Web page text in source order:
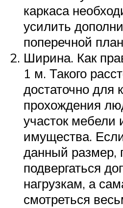
каркаса
усилить
поперечной
Ширина. Как
1 м. Такого
достаточно для
прохождения
участок мебели
имущества.
данный размер,
подвергаться
нагрузкам, а
смотреться